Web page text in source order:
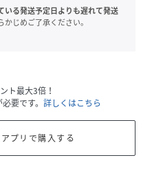
る発送予定日よりも遅れて発送
じめご了承ください。
ト最大3倍！
要です。 詳しくはこちら
プリで購入する